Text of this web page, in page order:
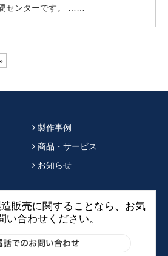
センターです。 ……
製作事例
商品・サービス
お知らせ
販売に関することなら、お気
い合わせください。